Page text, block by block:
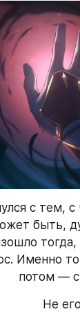
с тем,
быть,
Именно
потом —
Не